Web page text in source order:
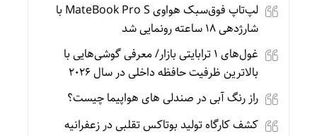
لپ‌تاپ فوق‌سبک هواوی MateBook Pro S با
شارژدهی ۱۸ ساعته رونمایی شد
غول‌های ۱ ترابایتی بازار/ معرفی گوشی‌هایی با
بالاترین ظرفیت حافظه داخلی در سال ۲۰۲۶
راز رنگ آبی در صندلی های هواپیما چیست؟
کشف کارگاه تولید بوتاکس تقلبی در زعفرانیه